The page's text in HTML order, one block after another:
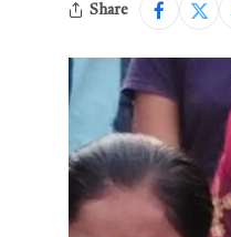
Share